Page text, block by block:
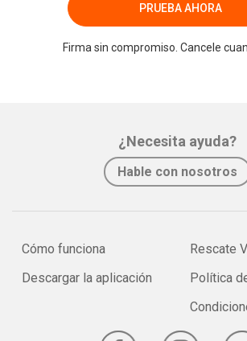
PRUEBA AHORA
Firma sin compromiso. Cancele
¿Necesita ayuda?
Hable con nosotros
Cómo funciona
Descargar la aplicación
Rescate
Política